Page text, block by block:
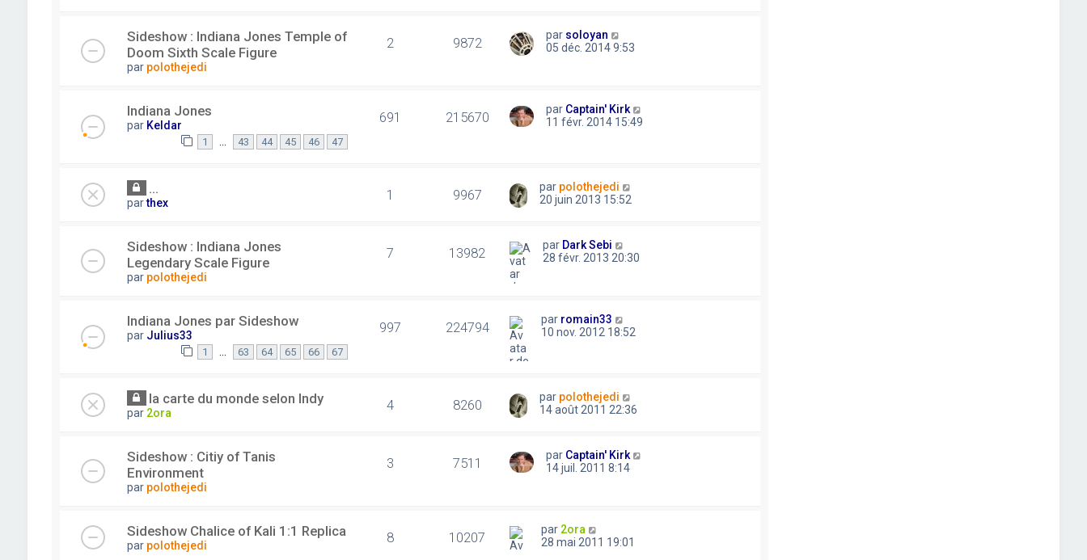
Sideshow : Indiana Jones Temple of
Doom Sixth Scale Figure
par polothejedi
2 9872 par soloyan
05 déc. 2014 9:53
Indiana Jones
par Keldar
1 43 44 45 46 47
691 215670 par Captain' Kirk
11 févr. 2014 15:49
...
parthex 1 9967 par polothejedi
20 juin 2013 15:52
Sideshow : Indiana Jones
Legendary Scale Figure
par polothejedi
7 13982 par Dark Sebi
28 févr. 2013 20:30
Indiana Jones par Sideshow
par Julius33
1 … 63 64 65 66 67
997 224794 par romain33
10 nov. 2012 18:52
la carte du monde selon Indy
par 2ora 4 8260 par polothejedi
14 août 2011 22:36
Sideshow : Citiy of Tanis
Environment
par polothejedi
3 7511 par Captain' Kirk
14 juil. 2011 8:14
Sideshow Chalice of Kali 1:1 Replica
par polothejedi 8 10207 par 2ora
28 mai 2011 19:01